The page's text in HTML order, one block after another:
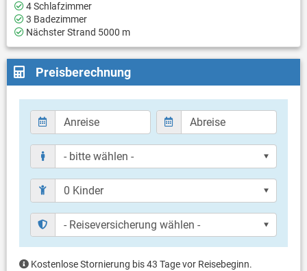
4 Schlafzimmer
3 Badezimmer
Nächster Strand 5000 m
Preisberechnung
Kostenlose Stornierung bis 43 Tage vor Reisebeginn.